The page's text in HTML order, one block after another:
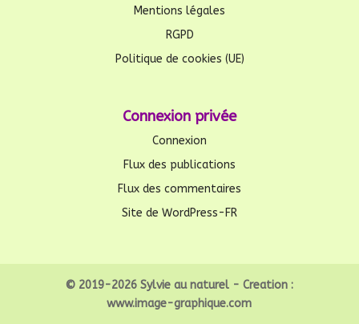
Mentions légales
RGPD
Politique de cookies (UE)
Connexion privée
Connexion
Flux des publications
Flux des commentaires
Site de WordPress-FR
© 2019-2026 Sylvie au naturel - Creation :
www.image-graphique.com